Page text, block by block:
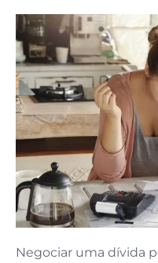
Negociar uma dívida